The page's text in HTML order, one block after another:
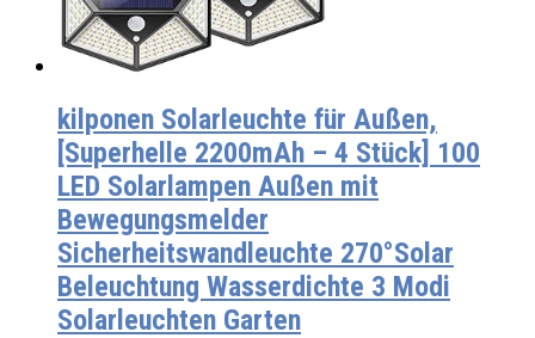
kilponen Solarleuchte für Außen,
[Superhelle 2200mAh – 4 Stück] 100
LED Solarlampen Außen mit
Bewegungsmelder
Sicherheitswandleuchte 270°Solar
Beleuchtung Wasserdichte 3 Modi
Solarleuchten Garten